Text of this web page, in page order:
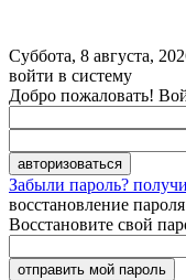
Суббота, 8 августа,
войти в систему
Добро пожаловать!
Забыли пароль?
восстановление пароля
Восстановите свой